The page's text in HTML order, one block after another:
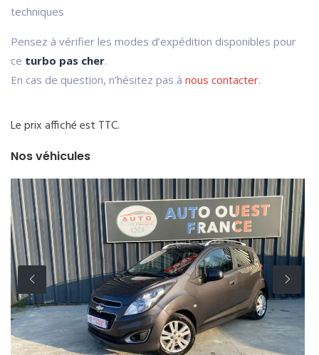
techniques
Pensez à vérifier les modes d’expédition disponibles pour
ce turbo pas cher.
En cas de question, n’hésitez pas à nous contacter.
Le prix affiché est TTC.
Nos véhicules